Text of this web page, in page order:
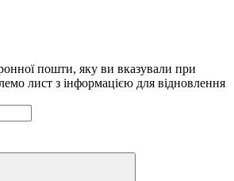
пошти, яку ви вказували при
лист з інформацією для відновлення